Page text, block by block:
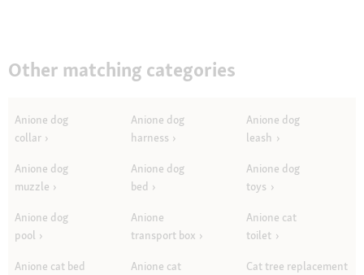
Other matching categories
Anione dog
collar
Anione dog
harness
Anione dog
leash
Anione dog
muzzle
Anione dog
bed
Anione dog
toys
Anione dog
pool
Anione
transport box
Anione cat
toilet
Anione cat bed
Anione cat
Cat tree replacement